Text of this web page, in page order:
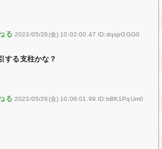
2023/05/26(金) 10:02:00.47 ID:dqsjzGGG0
する支柱かな？
2023/05/26(金) 10:08:01.99 ID:bBK1PqUm0